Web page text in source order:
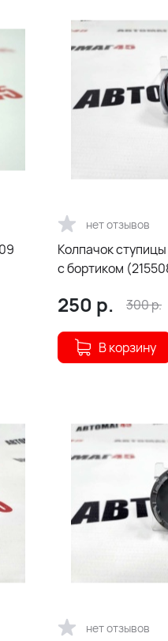
нет отзывов
Колпачок
с бортиком
250 р. 300р.
В корзину
нет отзывов